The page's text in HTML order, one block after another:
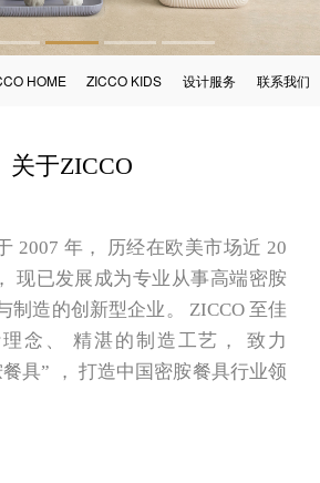
HOME ZICCO KIDS 设计服务 联系我们
关于ZICCO
2007 年， 历经在欧美市场近 20
现已发展成为专业从事高端密胺
制造的创新型企业。 ZICCO 至佳
念、 精湛的制造工艺， 致力
具” ， 打造中国密胺餐具行业领